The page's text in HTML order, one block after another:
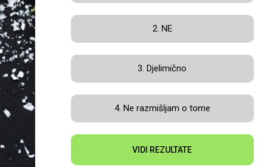
2. NE
3. Djelimično
4. Ne razmišljam o tome
VIDI REZULTATE